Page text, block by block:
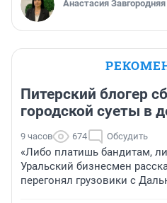
Анастасия Завгородняя
Питерский блогер
городской суеты в
9 часов 674 Обсудить
«Либо платишь бандитам,
Уральский бизнесмен
перегонял грузовики с